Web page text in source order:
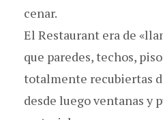
cenar.
El Restaurant era de
que paredes, techos,
totalmente recubiertas
desde luego ventanas y